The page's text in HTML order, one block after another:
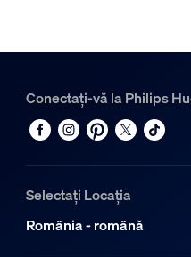
Conectați-vă la Philips
Selectați Locația
România - română